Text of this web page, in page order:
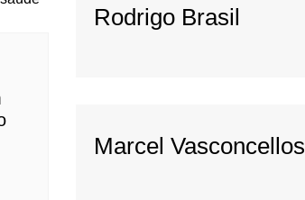
Rodrigo Brasil
Marcel Vasconcellos